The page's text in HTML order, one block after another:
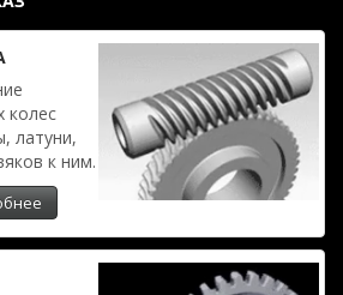
колес
латуни,
к ним.